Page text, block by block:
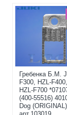
Гребенка Б.М.
F300, HZL-
HZL-F700
(400-55516)
Dog
арт.103019